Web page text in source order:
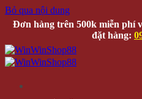
Bỏ qua nội dung
Đơn hàng trên 500k miễn phí
đặt hàng: